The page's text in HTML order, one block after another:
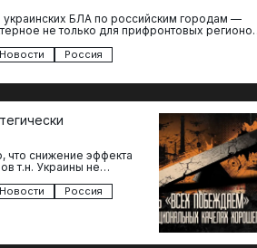
украинских БЛА по российским городам —
не только для прифронтовых
Новости Россия
что снижение эффекта
т.н. Украины не
вопросом: что делать…
Новости
Россия